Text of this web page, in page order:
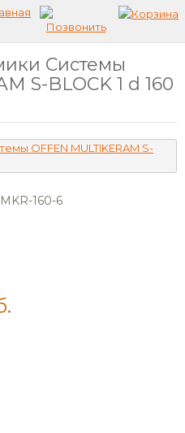
Системы
S-BLOCK 1 d 160
160-6